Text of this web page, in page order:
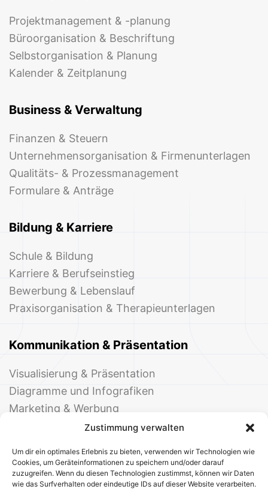
Zustimmung verwalten
Um dir ein optimales Erlebnis zu bieten, verwenden wir Technologien wie
Cookies, um Geräteinformationen zu speichern und/oder darauf
zuzugreifen. Wenn du diesen Technologien zustimmst, können wir Daten
wie das Surfverhalten oder eindeutige IDs auf dieser Website verarbeiten.
Projektmanagement & -planung
Büroorganisation & Beschriftung
Selbstorganisation & Planung
Kalender & Zeitplanung
Business & Verwaltung
Finanzen & Steuern
Unternehmensorganisation & Firmenunterlagen
Qualitäts- & Prozessmanagement
Formulare & Anträge
Bildung & Karriere
Schule & Bildung
Karriere & Berufseinstieg
Bewerbung & Lebenslauf
Praxisorganisation & Therapieunterlagen
Kommunikation & Präsentation
Visualisierung & Präsentation
Diagramme und Infografiken
Marketing & Werbung
Events & Einladungen